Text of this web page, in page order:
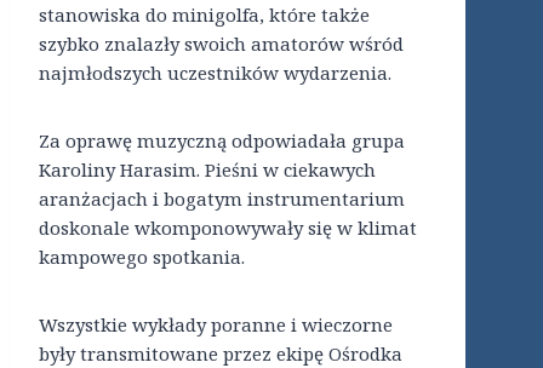
stanowiska do minigolfa, które także
szybko znalazły swoich amatorów wśród
najmłodszych uczestników wydarzenia.
Za oprawę muzyczną odpowiadała grupa
Karoliny Harasim. Pieśni w ciekawych
aranżacjach i bogatym instrumentarium
doskonale wkomponowywały się w klimat
kampowego spotkania.
Wszystkie wykłady poranne i wieczorne
były transmitowane przez ekipę Ośrodka